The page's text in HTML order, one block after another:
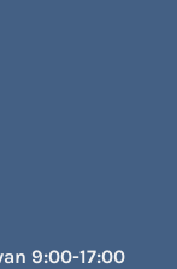
9:00-17:00